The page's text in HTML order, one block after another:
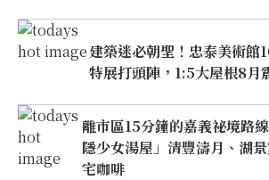
建築迷必朝聖！忠泰美術館
特展打頭陣，1:5大屋根8月
離市區15分鐘的嘉義祕境路
隱少女湯屋」清豐濤月、湖
宅咖啡